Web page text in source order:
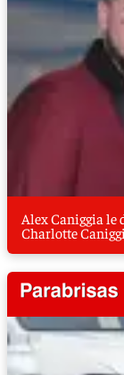
Alex Caniggia le
Charlotte